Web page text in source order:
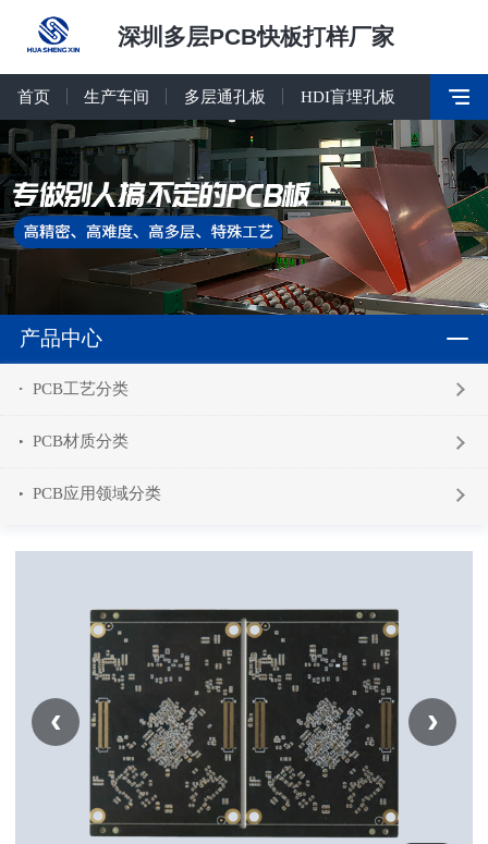
深圳多层PCB快板打样厂家
首页 生产车间 多层通孔板 HDI盲埋孔板
产品中心
PCB工艺分类
PCB材质分类
PCB应用领域分类
‹ ›